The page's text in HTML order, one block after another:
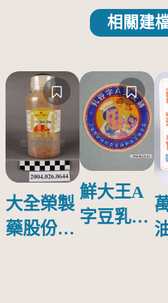
相關建
大全榮製
藥股份有
鮮大王A
字豆乳罐